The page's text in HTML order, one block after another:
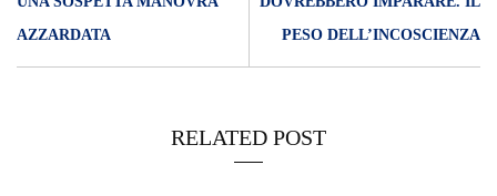
AZZARDATA
PESO DELL’INCOSCIENZA
RELATED POST